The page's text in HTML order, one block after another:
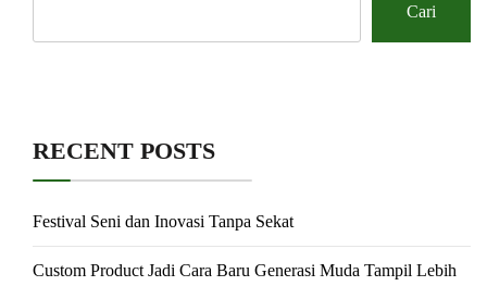
Cari
RECENT POSTS
Festival Seni dan Inovasi Tanpa Sekat
Custom Product Jadi Cara Baru Generasi Muda Tampil Lebih